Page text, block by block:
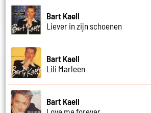
Bart Kaell
Liever in zijn schoenen
Bart Kaell
Lili Marleen
Bart Kaell